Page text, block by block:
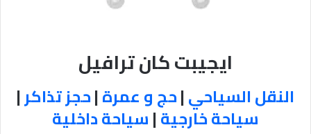
ايجيبت كان ترافيل
النقل السياحي|حج و عمرة|حجز تذاكر|
سياحة خارجية|سياحة داخلية